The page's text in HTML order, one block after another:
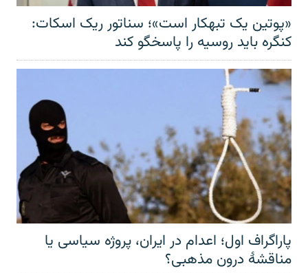
«پوتین یک تبهکار است»؛ سناتور ریک اسکات:
کنگره باید روسیه را پاسخگو کند
پاراگراف اول؛ اعدام در ایران، پروژه سیاسی یا
مناقشهٔ درون مذهبی؟